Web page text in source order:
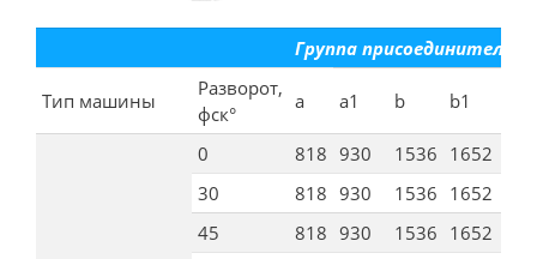
Группа
Тип машины
Разворот,
фск°
а а1 b b1
0 818 930 1536 1652
30
818 930 1536 1652
45
818 930 1536 1652